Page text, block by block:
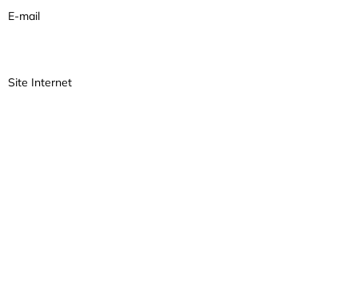
E-mail
Site Internet